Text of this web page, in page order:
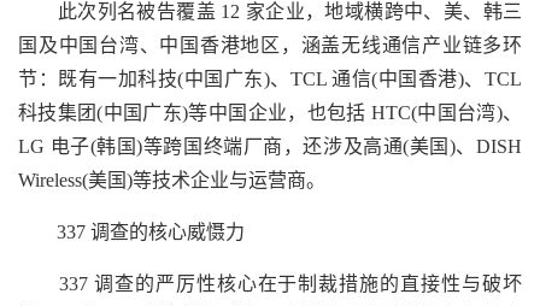
此次列名被告覆盖 12 家企业，地域横跨中、美、韩三
国及中国台湾、中国香港地区，涵盖无线通信产业链多环
节：既有一加科技(中国广东)、TCL 通信(中国香港)、TCL
科技集团(中国广东)等中国企业，也包括 HTC(中国台湾)、
LG 电子(韩国)等跨国终端厂商，还涉及高通(美国)、DISH
Wireless(美国)等技术企业与运营商。
337 调查的核心威慑力
337 调查的严厉性核心在于制裁措施的直接性与破坏